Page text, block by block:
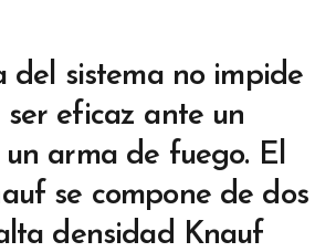
del sistema no impide
eficaz ante un
arma de fuego. El
se compone de dos
densidad Knauf